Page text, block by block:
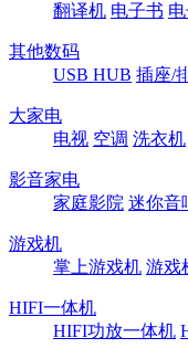
翻译机 电子书
其他数码
USB HUB 插座/
大家电
电视 空调 洗衣机
影音家电
家庭影院 迷你音
游戏机
掌上游戏机 游戏
HIFI一体机
HIFI功放一体机